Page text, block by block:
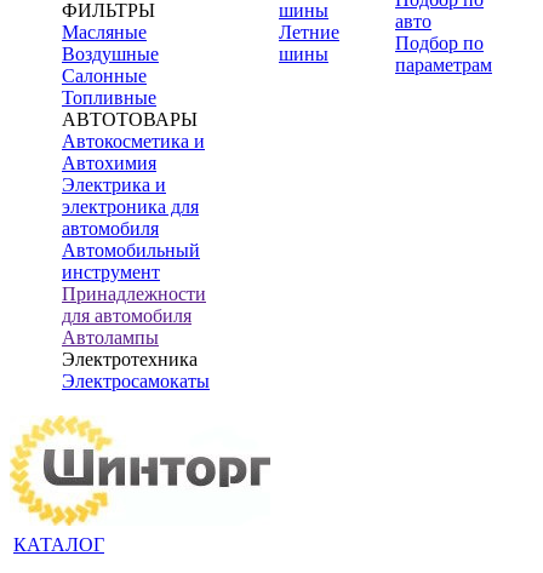
ФИЛЬТРЫ
Масляные
Воздушные
Салонные
Топливные
АВТОТОВАРЫ
Автокосметика и
Автохимия
Электрика и
электроника для
автомобиля
Автомобильный
инструмент
Принадлежности
для автомобиля
Автолампы
Электротехника
Электросамокаты
шины
Летние
шины
авто
Подбор по
параметрам
КАТАЛОГ